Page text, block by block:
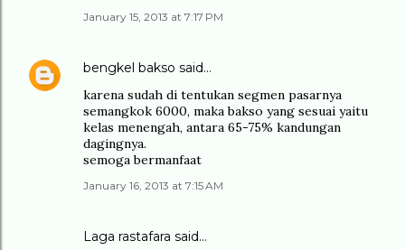
January 15, 2013 at 7:17 PM
bengkel bakso said…
karena sudah di tentukan segmen pasarnya
semangkok 6000, maka bakso yang sesuai yaitu
kelas menengah, antara 65-75% kandungan
dagingnya.
semoga bermanfaat
January 16, 2013 at 7:15 AM
Laga rastafara said…